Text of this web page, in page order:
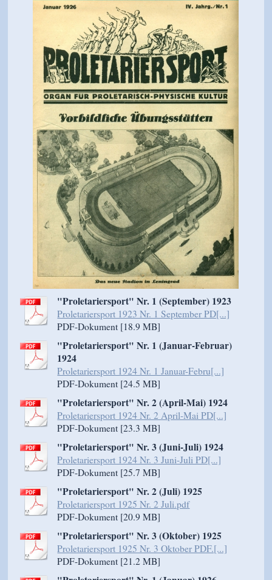
"Proletariersport" Nr. 1 (September) 1923
Proletariersport 1923 Nr. 1 September PD[...]
PDF-Dokument [18.9 MB]
"Proletariersport" Nr. 1 (Januar-Februar)
1924
Proletariersport 1924 Nr. 1 Januar-Febru[...]
PDF-Dokument [24.5 MB]
"Proletariersport" Nr. 2 (April-Mai) 1924
Proletariersport 1924 Nr. 2 April-Mai PD[...]
PDF-Dokument [23.3 MB]
"Proletariersport" Nr. 3 (Juni-Juli) 1924
Proletariersport 1924 Nr. 3 Juni-Juli PD[...]
PDF-Dokument [25.7 MB]
"Proletariersport" Nr. 2 (Juli) 1925
Proletariersport 1925 Nr. 2 Juli.pdf
PDF-Dokument [20.9 MB]
"Proletariersport" Nr. 3 (Oktober) 1925
Proletariersport 1925 Nr. 3 Oktober PDF.[...]
PDF-Dokument [21.2 MB]